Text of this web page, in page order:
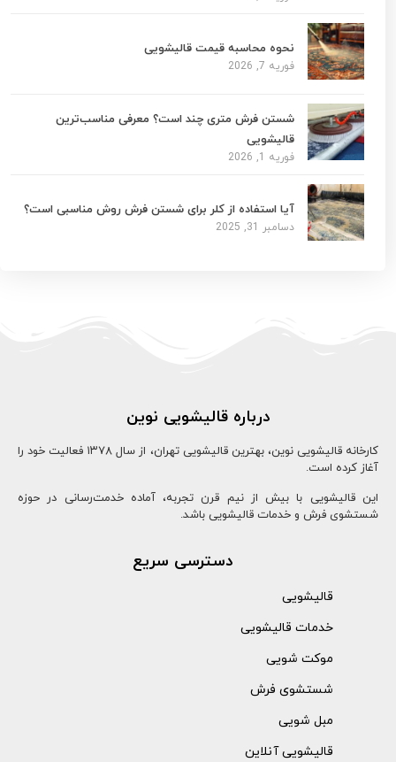
نحوه محاسبه قیمت قالیشویی
فوریه 7, 2026
شستن فرش متری چند است؟ معرفی مناسب‌ترین
قالیشویی
فوریه 1, 2026
آیا استفاده از کلر برای شستن فرش روش مناسبی است؟
دسامبر 31, 2025
درباره قالیشویی نوین
کارخانه قالیشویی نوین، بهترین قالیشویی تهران، از سال ۱۳78 فعالیت خود را
آغاز کرده است.
این قالیشویی با بیش از نیم قرن تجربه، آماده خدمت‌رسانی در حوزه
شستشوی فرش و خدمات قالیشویی باشد.
دسترسی سریع
قالیشویی
خدمات قالیشویی
موکت شویی
شستشوی فرش
مبل شویی
قالیشویی آنلاین